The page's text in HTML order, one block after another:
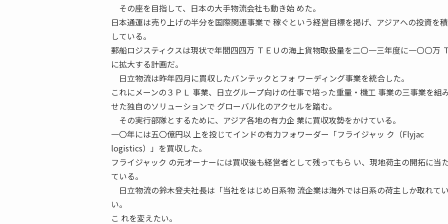
その座を目指して、日本の大手物流会社も動き始 めた。
日本通運は売り上げの半分を国際関連事業で 稼ぐという経営目標を掲げ、アジアへの投資を
している。
郵船ロジスティクスは現状で年間四四万 ＴＥＵの海上貨物取扱量を二〇一三年度に一〇〇万
に拡大する計画だ。
日立物流は昨年四月に買収したバンテックとフォ ワーディング事業を統合した。
これにメーンの３ＰＬ 事業、日立グループ向けの仕事で培った重量・機工 事業の三事業を組
せた独自のソリューションで グローバル化のアクセルを踏む。
その実行部隊とするために、アジア各地の有力企 業に買収攻勢をかけている。
一〇年には五〇億円以 上を投じてインドの有力フォワーダー「フライジャッ ク（Flyjac
logistics）」を買収した。
フライジャック の元オーナーには買収後も経営者として残ってもら い、現地荷主の開拓に当
ている。
日立物流の鈴木登夫社長は「当社をはじめ日系物 流企業は海外では日系の荷主しか取れて
い。
こ れを変えたい。